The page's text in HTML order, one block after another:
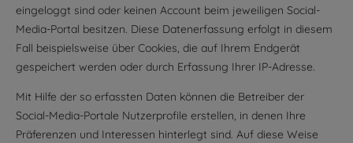
eingeloggt sind oder keinen Account beim jeweiligen Social-
Media-Portal besitzen. Diese Datenerfassung erfolgt in diesem
Fall beispielsweise über Cookies, die auf Ihrem Endgerät
gespeichert werden oder durch Erfassung Ihrer IP-Adresse.
Mit Hilfe der so erfassten Daten können die Betreiber der
Social-Media-Portale Nutzerprofile erstellen, in denen Ihre
Präferenzen und Interessen hinterlegt sind. Auf diese Weise